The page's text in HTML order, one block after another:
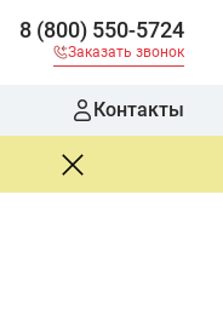
8 (800) 550-5724
Заказать звонок
Контакты